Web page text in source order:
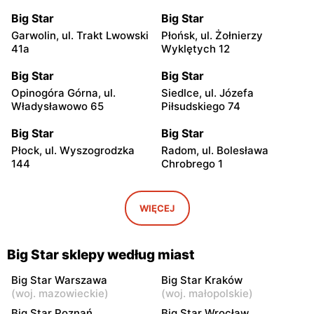
Big Star
Garwolin, ul. Trakt Lwowski
41a
Big Star
Płońsk, ul. Żołnierzy
Wyklętych 12
Big Star
Opinogóra Górna, ul.
Władysławowo 65
Big Star
Siedlce, ul. Józefa
Piłsudskiego 74
Big Star
Płock, ul. Wyszogrodzka
144
Big Star
Radom, ul. Bolesława
Chrobrego 1
Grzecznarowskiego 28
Big Star
Płock, ul. Tysiąclecia 2a
Big Star
Tomaszów Mazowiecki, ul.
Warszawska 1
Big Star
Wojciecha 13
Big Star Big Star
WIĘCEJ
Big Star sklepy według miast
Big Star Warszawa
(woj. mazowieckie)
Big Star Kraków
(woj. małopolskie)